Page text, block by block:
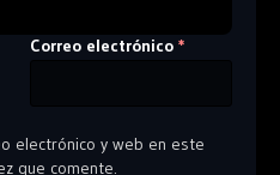
Correo electrónico *
electrónico y web en este
que comente.